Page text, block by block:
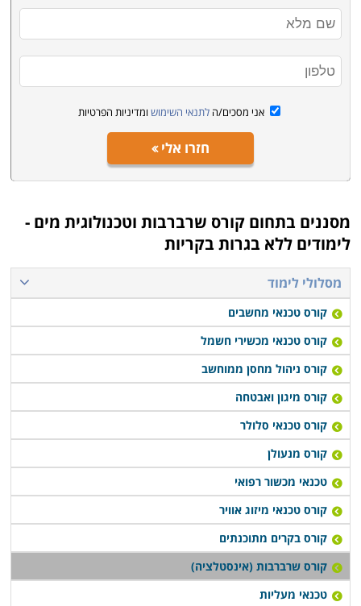
אני מסכים/ה לתנאי השימוש ומדיניות הפרטיות
חזרו אלי
מסננים בתחום קורס שרברבות וטכנולוגית מים -
לימודים ללא בגרות בקריות
מסלולי לימוד
קורס טכנאי מחשבים
קורס טכנאי מכשירי חשמל
קורס ניהול מחסן ממוחשב
קורס מיגון ואבטחה
קורס טכנאי סלולר
קורס מנעולן
טכנאי מכשור רפואי
קורס טכנאי מיזוג אוויר
קורס בקרים מתוכנתים
קורס שרברבות (אינסטלציה)
טכנאי מעליות